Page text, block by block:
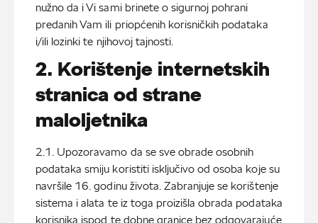
nužno da i Vi sami brinete o sigurnoj pohrani
predanih Vam ili priopćenih korisničkih podataka
i/ili lozinki te njihovoj tajnosti.
2. Korištenje internetskih
stranica od strane
maloljetnika
2.1. Upozoravamo da se sve obrade osobnih
podataka smiju koristiti isključivo od osoba koje su
navršile 16. godinu života. Zabranjuje se korištenje
sistema i alata te iz toga proizišla obrada podataka
korisnika ispod te dobne granice bez odgovarajuće